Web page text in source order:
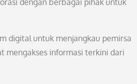
dengan berbagai pihak untuk
digital untuk menjangkau pemirsa
mengakses informasi terkini dari